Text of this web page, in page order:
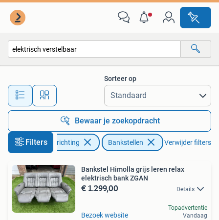
Alle afstanden…
Sorteer op
Bewaar je zoekopdracht
Filters
Huis en Inrichting Bankstellen Verwijder filters
Bankstel Himolla grijs leren relax
elektrisch bank ZGAN
€ 1.299,00 Details
Bezoek website
Topadvertentie
Vandaag